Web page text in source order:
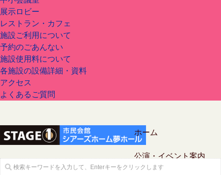
展示ロビー
レストラン・カフェ
施設ご利用について
予約のごあんない
施設使用料について
各施設の設備詳細・資料
アクセス
よくあるご質問
ホーム
公演・イベント案内